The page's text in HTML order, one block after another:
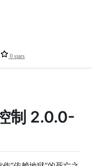
0 stars
制 2.0.0-